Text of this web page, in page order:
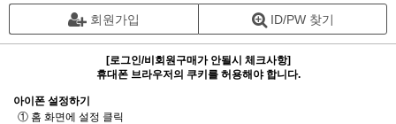
회원가입 ID/PW 찾기
[로그인/비회원구매가 안될시 체크사항]
휴대폰 브라우저의 쿠키를 허용해야 합니다.
아이폰 설정하기
① 홈 화면에 설정 클릭